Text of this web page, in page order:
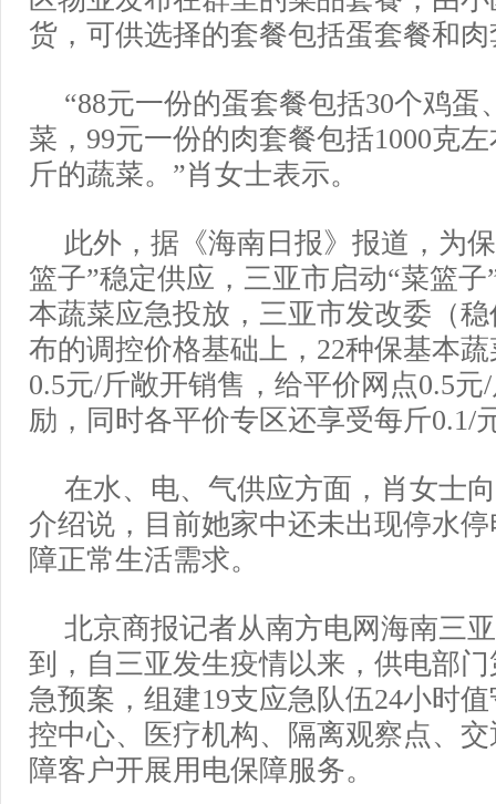
货，可供选择的套餐包括蛋套餐和
“88元一份的蛋套餐包括30个鸡蛋
菜，99元一份的肉套餐包括1000克
斤的蔬菜。”肖女士表示。
此外，据《海南日报》报道，为
篮子”稳定供应，三亚市启动“菜篮
本蔬菜应急投放，三亚市发改委（
布的调控价格基础上，22种保基本
0.5元/斤敞开销售，给平价网点0.5元
励，同时各平价专区还享受每斤0.1/
在水、电、气供应方面，肖女士
介绍说，目前她家中还未出现停水
障正常生活需求。
北京商报记者从南方电网海南三
到，自三亚发生疫情以来，供电部
急预案，组建19支应急队伍24小时
控中心、医疗机构、隔离观察点、
障客户开展用电保障服务。